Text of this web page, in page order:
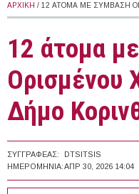
ΑΡΧΙΚΉ / 12 ΆΤΟΜΑ ΜΕ ΣΎΜΒΑΣΗ
12 άτομα
Ορισμένου
Δήμο
ΣΥΓΓΡΑΦΈΑΣ:
DTSITSIS
ΗΜΕΡΟΜΗΝΊΑ:ΑΠΡ 30, 2026 14:04